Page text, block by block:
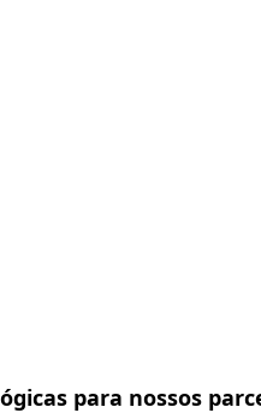
para nossos